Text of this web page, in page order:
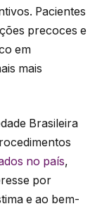
Pacientes
precoces e
em
mais
Brasileira
no país,
por
e ao bem-